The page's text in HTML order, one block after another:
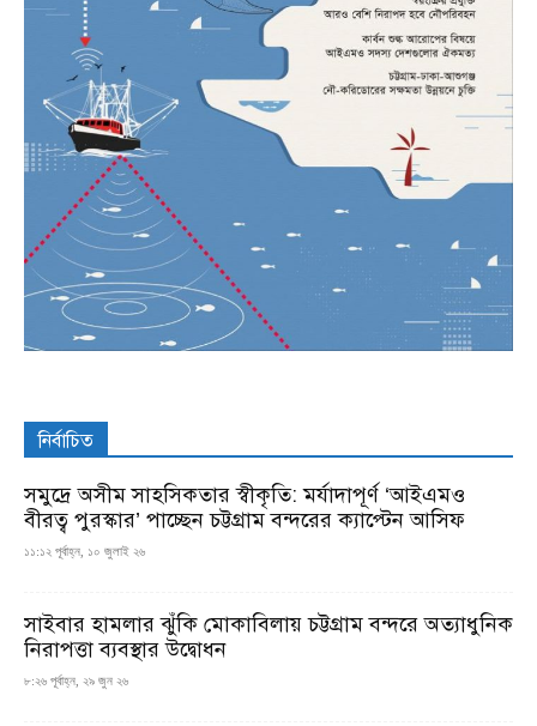
নির্বাচিত
সমুদ্রে অসীম সাহসিকতার স্বীকৃতি: মর্যাদাপূর্ণ ‘আইএমও
বীরত্ব পুরস্কার’ পাচ্ছেন চট্টগ্রাম বন্দরের ক্যাপ্টেন আসিফ
১১:১২ পূর্বাহ্ন, ১০ জুলাই ২৬
সাইবার হামলার ঝুঁকি মোকাবিলায় চট্টগ্রাম বন্দরে অত্যাধুনিক
নিরাপত্তা ব্যবস্থার উদ্বোধন
৮:২৬ পূর্বাহ্ন, ২৯ জুন ২৬